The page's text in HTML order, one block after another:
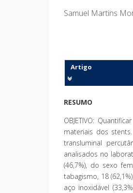
Samuel Martins
Artigo
RESUMO
OBJETIVO:
materiais dos
transluminal
analisados no
(46,7%), do sexo
tabagismo, 18
aço inoxidável